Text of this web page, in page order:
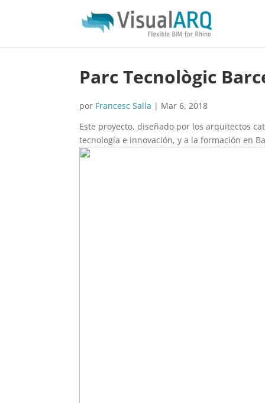
Parc Tecnològic
por Francesc Salla | Mar 6, 2018
Este proyecto, diseñado por los arquitectos
tecnología e innovación, y a la formación en